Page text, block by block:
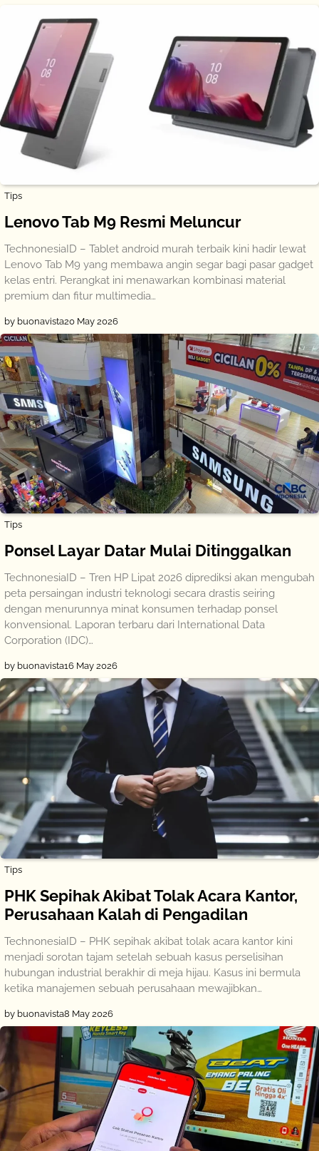
Tips
Lenovo Tab M9 Resmi Meluncur
TechnonesiaID – Tablet android murah terbaik kini hadir lewat
Lenovo Tab M9 yang membawa angin segar bagi pasar gadget
kelas entri. Perangkat ini menawarkan kombinasi material
premium dan fitur multimedia…
by buonavista20 May 2026
Tips
Ponsel Layar Datar Mulai Ditinggalkan
TechnonesiaID – Tren HP Lipat 2026 diprediksi akan mengubah
peta persaingan industri teknologi secara drastis seiring
dengan menurunnya minat konsumen terhadap ponsel
konvensional. Laporan terbaru dari International Data
Corporation (IDC)…
by buonavista16 May 2026
Tips
PHK Sepihak Akibat Tolak Acara Kantor,
Perusahaan Kalah di Pengadilan
TechnonesiaID – PHK sepihak akibat tolak acara kantor kini
menjadi sorotan tajam setelah sebuah kasus perselisihan
hubungan industrial berakhir di meja hijau. Kasus ini bermula
ketika manajemen sebuah perusahaan mewajibkan…
by buonavista8 May 2026